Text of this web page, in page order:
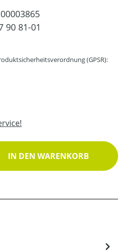
90 81-01
(GPSR):
den gewünschten
IN DEN WARENKORB